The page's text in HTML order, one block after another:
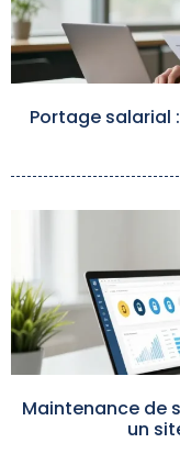
Portage salarial
Maintenance de
un